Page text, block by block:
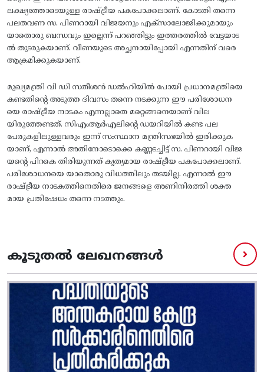
ലക്ഷ്യത്തോടെയുള്ള രാഷ്ട്രീയ പകപോക്കലാണ്. കോടതി തന്നെ
പലതവണ സ. പിണറായി വിജയനും എക്‌സാലോജിക്കുമായും
യാതൊരു ബന്ധവും ഇല്ലെന്ന് പറഞ്ഞിട്ടും ഇത്തരത്തിൽ വേട്ടയാട
ൽ തുടരുകയാണ്. വീണയുടെ അച്ഛനായിപ്പോയി എന്നതിന് വരെ
ആക്രമിക്കുകയാണ്.
മുഖ്യമന്ത്രി വി ഡി സതീശൻ ഡൽഹിയിൽ പോയി പ്രധാനമന്ത്രിയെ
കണ്ടതിന്റെ അടുത്ത ദിവസം തന്നെ നടക്കുന്ന ഈ പരിശോധന
യെ രാഷ്ട്രീയ നാടകം എന്നല്ലാതെ മറ്റെങ്ങനെയാണ് വില
യിരുത്തേണ്ടത്. സിഎംആർഎലിന്റെ ഡയറിയിൽ കണ്ട പല
പേരുകളിലുള്ളവരും ഇന്ന് സംസ്ഥാന മന്ത്രിസഭയിൽ ഇരിക്കുക
യാണ്, എന്നാൽ അതിനോടൊക്കെ കണ്ണടച്ചിട്ട് സ. പിണറായി വിജ
യന്റെ പിറകെ തിരിയുന്നത് കൃത്യമായ രാഷ്ട്രീയ പകപോക്കലാണ്.
പരിശോധനയെ യാതൊരു വിധത്തിലും തടയില്ല. എന്നാൽ ഈ
രാഷ്ട്രീയ നാടകത്തിനെതിരെ ജനങ്ങളെ അണിനിരത്തി ശക്ത
മായ പ്രതിഷേധം തന്നെ നടത്തും.
കൂടുതൽ ലേഖനങ്ങൾ